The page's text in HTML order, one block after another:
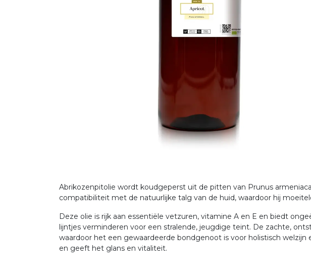
Abrikozenpitolie wordt koudgeperst uit de pitten van Prunus
compatibiliteit met de natuurlijke talg van de huid, waardoor hij
Deze olie is rijk aan essentiële vetzuren, vitamine A en E en biedt
lijntjes verminderen voor een stralende, jeugdige teint. De zachte,
waardoor het een gewaardeerde bondgenoot is voor holistisch
en geeft het glans en vitaliteit.